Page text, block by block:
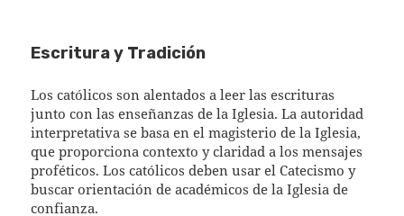
Escritura y Tradición
Los católicos son alentados a leer las escrituras
junto con las enseñanzas de la Iglesia. La autoridad
interpretativa se basa en el magisterio de la Iglesia,
que proporciona contexto y claridad a los mensajes
proféticos. Los católicos deben usar el Catecismo y
buscar orientación de académicos de la Iglesia de
confianza.